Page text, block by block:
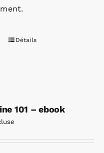
Détails
101 – ebook